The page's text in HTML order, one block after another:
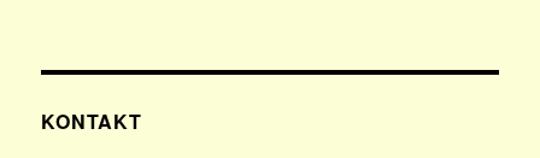
KONTAKT